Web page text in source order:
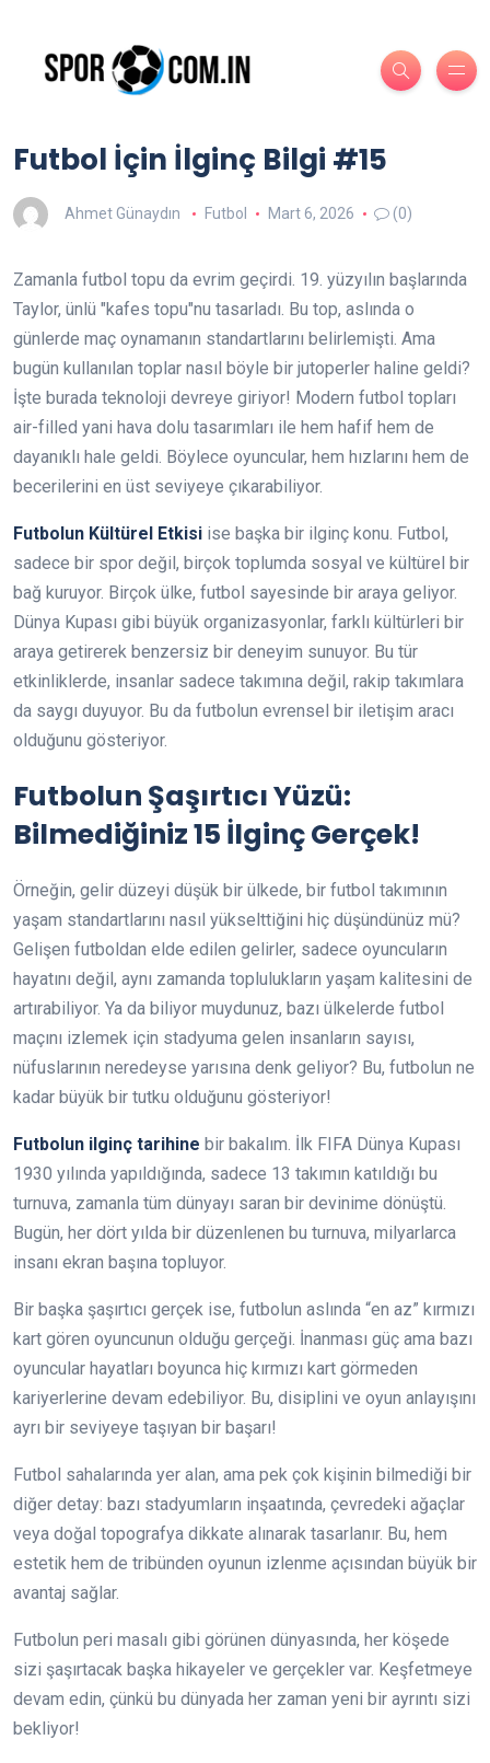
Futbol İçin İlginç Bilgi #15
Ahmet Günaydın Futbol Mart 6, 2026 (0)
Zamanla futbol topu da evrim geçirdi. 19. yüzyılın başlarında
Taylor, ünlü "kafes topu"nu tasarladı. Bu top, aslında o
günlerde maç oynamanın standartlarını belirlemişti. Ama
bugün kullanılan toplar nasıl böyle bir jutoperler haline geldi?
İşte burada teknoloji devreye giriyor! Modern futbol topları
air-filled yani hava dolu tasarımları ile hem hafif hem de
dayanıklı hale geldi. Böylece oyuncular, hem hızlarını hem de
becerilerini en üst seviyeye çıkarabiliyor.
Futbolun Kültürel Etkisi ise başka bir ilginç konu. Futbol,
sadece bir spor değil, birçok toplumda sosyal ve kültürel bir
bağ kuruyor. Birçok ülke, futbol sayesinde bir araya geliyor.
Dünya Kupası gibi büyük organizasyonlar, farklı kültürleri bir
araya getirerek benzersiz bir deneyim sunuyor. Bu tür
etkinliklerde, insanlar sadece takımına değil, rakip takımlara
da saygı duyuyor. Bu da futbolun evrensel bir iletişim aracı
olduğunu gösteriyor.
Futbolun Şaşırtıcı Yüzü:
Bilmediğiniz 15 İlginç Gerçek!
Örneğin, gelir düzeyi düşük bir ülkede, bir futbol takımının
yaşam standartlarını nasıl yükselttiğini hiç düşündünüz mü?
Gelişen futboldan elde edilen gelirler, sadece oyuncuların
hayatını değil, aynı zamanda toplulukların yaşam kalitesini de
artırabiliyor. Ya da biliyor muydunuz, bazı ülkelerde futbol
maçını izlemek için stadyuma gelen insanların sayısı,
nüfuslarının neredeyse yarısına denk geliyor? Bu, futbolun ne
kadar büyük bir tutku olduğunu gösteriyor!
Futbolun ilginç tarihine bir bakalım. İlk FIFA Dünya Kupası
1930 yılında yapıldığında, sadece 13 takımın katıldığı bu
turnuva, zamanla tüm dünyayı saran bir devinime dönüştü.
Bugün, her dört yılda bir düzenlenen bu turnuva, milyarlarca
insanı ekran başına topluyor.
Bir başka şaşırtıcı gerçek ise, futbolun aslında “en az” kırmızı
kart gören oyuncunun olduğu gerçeği. İnanması güç ama bazı
oyuncular hayatları boyunca hiç kırmızı kart görmeden
kariyerlerine devam edebiliyor. Bu, disiplini ve oyun anlayışını
ayrı bir seviyeye taşıyan bir başarı!
Futbol sahalarında yer alan, ama pek çok kişinin bilmediği bir
diğer detay: bazı stadyumların inşaatında, çevredeki ağaçlar
veya doğal topografya dikkate alınarak tasarlanır. Bu, hem
estetik hem de tribünden oyunun izlenme açısından büyük bir
avantaj sağlar.
Futbolun peri masalı gibi görünen dünyasında, her köşede
sizi şaşırtacak başka hikayeler ve gerçekler var. Keşfetmeye
devam edin, çünkü bu dünyada her zaman yeni bir ayrıntı sizi
bekliyor!